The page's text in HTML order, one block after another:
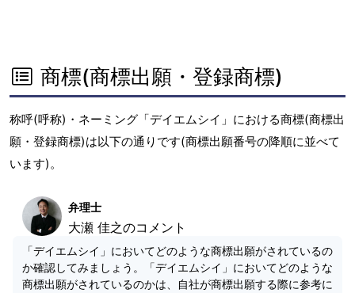
商標(商標出願・登録商標)
称呼(呼称)・ネーミング「デイエムシイ」における商標(商標出
願・登録商標)は以下の通りです(商標出願番号の降順に並べて
います)。
弁理士
大瀬 佳之のコメント
「デイエムシイ」においてどのような商標出願がされているの
か確認してみましょう。「デイエムシイ」においてどのような
商標出願がされているのかは、自社が商標出願する際に参考に